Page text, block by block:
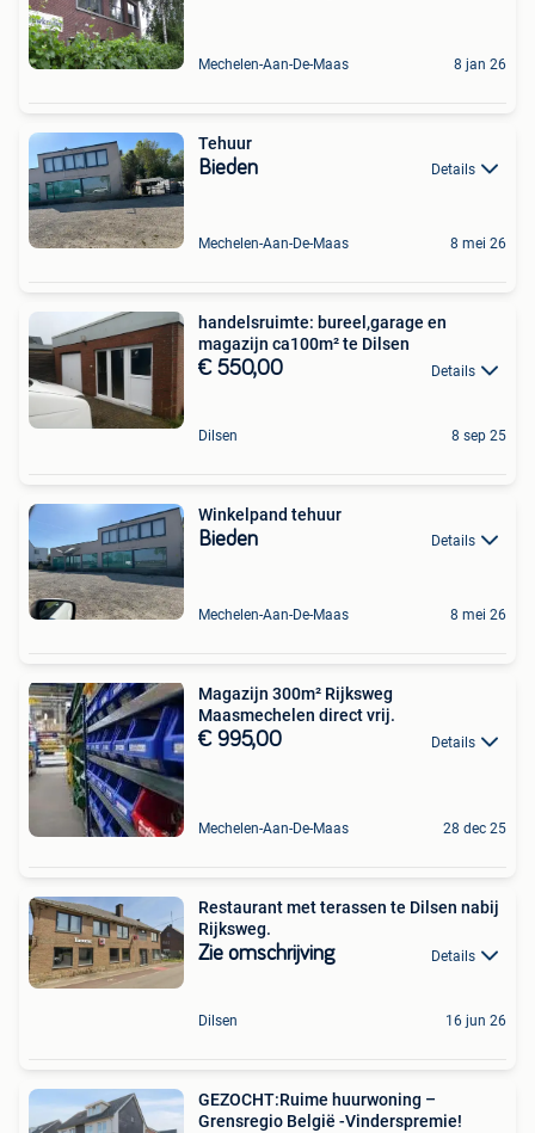
Mechelen-Aan-De-Maas 8 jan 26
Tehuur
Bieden Details
Mechelen-Aan-De-Maas 8 mei 26
handelsruimte: bureel,garage en
magazijn ca100m² te Dilsen
€ 550,00 Details
Dilsen 8 sep 25
Winkelpand tehuur
Bieden Details
Mechelen-Aan-De-Maas 8 mei 26
Magazijn 300m² Rijksweg
Maasmechelen direct vrij.
€ 995,00 Details
Mechelen-Aan-De-Maas 28 dec 25
Restaurant met terassen te Dilsen nabij
Rijksweg.
Zie omschrijving Details
Dilsen 16 jun 26
GEZOCHT:Ruime huurwoning –
Grensregio België -Vinderspremie!